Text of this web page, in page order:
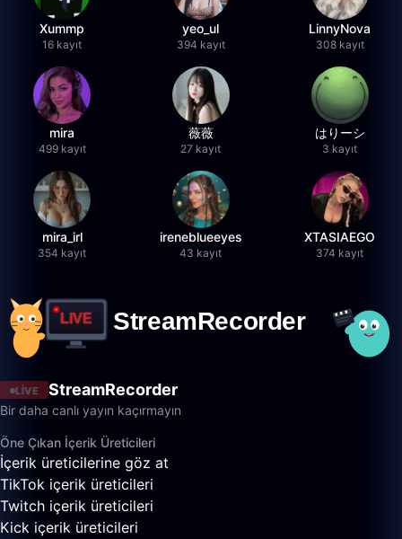
Xummp
16 kayıt
yeo_ul
394 kayıt
LinnyNova
308 kayıt
mira
499 kayıt
薇薇
27 kayıt
はりーシ
3 kayıt
mira_irl
354 kayıt
ireneblueeyes
43 kayıt
XTASIAEGO
374 kayıt
LIVE StreamRecorder
Bir daha canlı yayın kaçırmayın
Öne Çıkan İçerik Üreticileri
İçerik üreticilerine göz at
TikTok içerik üreticileri
Twitch içerik üreticileri
Kick içerik üreticileri